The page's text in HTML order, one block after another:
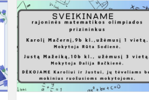
Rajoninė
lietuvių
kalbos
literatūros